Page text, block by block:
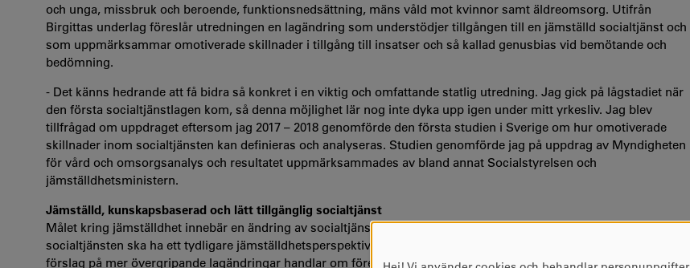
och unga, missbruk och beroende, funktionsnedsättning, mäns våld mot kvinnor samt äldreomsorg. Utifrån
Birgittas underlag föreslår utredningen en lagändring som understödjer tillgången till en jämställd socialtjänst och
som uppmärksammar omotiverade skillnader i tillgång till insatser och så kallad genusbias vid bemötande och
bedömning.
- Det känns hedrande att få bidra så konkret i en viktig och omfattande statlig utredning. Jag gick på lågstadiet när
den första socialtjänstlagen kom, så denna möjlighet lär nog inte dyka upp igen under mitt yrkesliv. Jag blev
tillfrågad om uppdraget eftersom jag 2017 – 2018 genomförde den första studien i Sverige om hur omotiverade
skillnader inom socialtjänsten kan definieras och analyseras. Studien genomförde jag på uppdrag av Myndigheten
för vård och omsorgsanalys och resultatet uppmärksammades av bland annat Socialstyrelsen och
jämställdhetsministern.
Jämställd, kunskapsbaserad och lätt tillgänglig socialtjänst
Målet kring jämställdhet innebär en ändring av socialtjänstlagens portalparagraf. Det nya lagförslaget innebär att
socialtjänsten ska ha ett tydligare jämställdhetsperspektiv och främja människors jämställda levnadsvillkor. Övriga
förslag på mer övergripande lagändringar handlar om förebyggande och lätt tillgänglig socialtjänst,